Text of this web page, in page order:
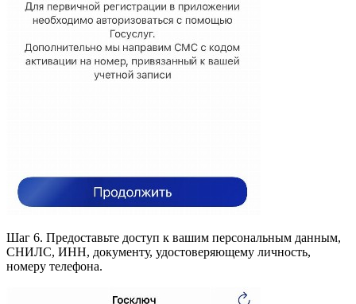
Шаг 6. Предоставьте доступ к вашим персональным данным,
СНИЛС, ИНН, документу, удостоверяющему личность,
номеру телефона.